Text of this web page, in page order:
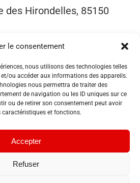
le consentement
nous utilisons des technologies telles
ou accéder aux informations des appareils.
nous permettra de traiter des
de navigation ou les ID uniques sur ce
ou de retirer son consentement peut avoir
et fonctions.
Accepter
Refuser
des Hirondelles, 85150